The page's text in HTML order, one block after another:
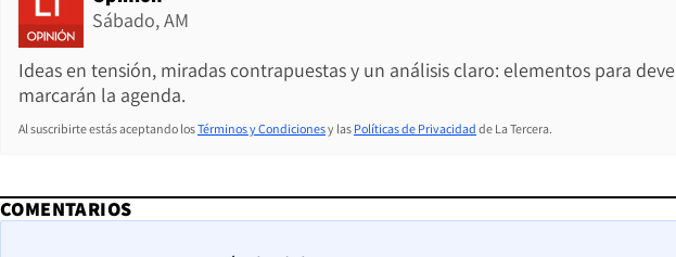
Sábado, AM
Ideas en tensión, miradas contrapuestas y un análisis claro: elementos para
marcarán la agenda.
Al suscribirte estás aceptando losTérminos y Condicionesy las Políticas de Privacidad de La Tercera.
COMENTARIOS